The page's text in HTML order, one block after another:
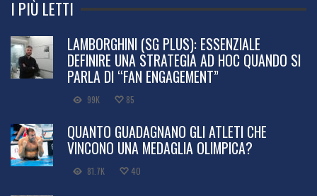
I PIÙ LETTI
LAMBORGHINI (SG PLUS): ESSENZIALE
DEFINIRE UNA STRATEGIA AD HOC QUANDO SI
PARLA DI “FAN ENGAGEMENT”
99K 85
QUANTO GUADAGNANO GLI ATLETI CHE
VINCONO UNA MEDAGLIA OLIMPICA?
81.7K 40